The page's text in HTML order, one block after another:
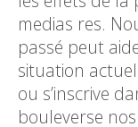
medias res.
passé peut
situation
ou s’inscrive
bouleverse